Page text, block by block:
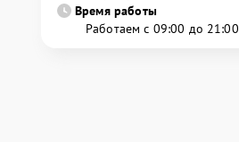
Время работы
Работаем с 09:00 до 21:00